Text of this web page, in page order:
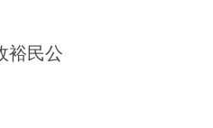
裕民公